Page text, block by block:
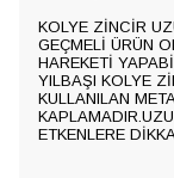
KOLYE ZİNCİR
GEÇMELİ ÜRÜN
HAREKETİ
YILBAŞI KOLYE
KULLANILAN
ETKENLERE